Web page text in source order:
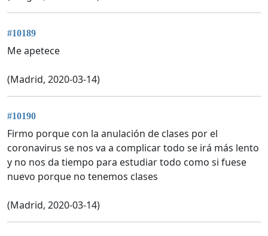
#10189
Me apetece
(Madrid, 2020-03-14)
#10190
Firmo porque con la anulación de clases por el
coronavirus se nos va a complicar todo se irá más lento
y no nos da tiempo para estudiar todo como si fuese
nuevo porque no tenemos clases
(Madrid, 2020-03-14)